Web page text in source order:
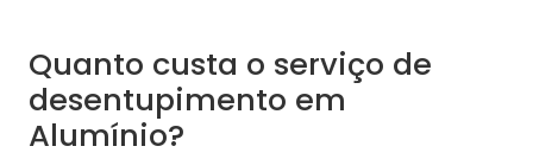
Quanto custa o serviço de
desentupimento em
Alumínio?